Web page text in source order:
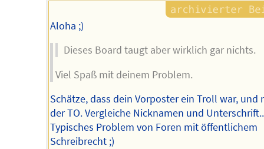
Aloha ;)
Dieses Board taugt aber wirklich gar nichts.
Viel Spaß mit deinem Problem.
Schätze, dass dein Vorposter ein Troll war, und
der TO. Vergleiche Nicknamen und
Typisches Problem von Foren mit öffentlichem
Schreibrecht ;)